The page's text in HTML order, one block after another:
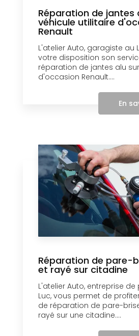
Réparation de jantes
véhicule utilitaire
Renault
L'atelier Auto, garagiste au
votre disposition son
réparation de jantes alu
d'occasion Renault....
En
Réparation de pare-
et rayé sur citadine
L'atelier Auto, entreprise
Luc, vous permet de
de réparation de pare-
rayé sur une citadine....